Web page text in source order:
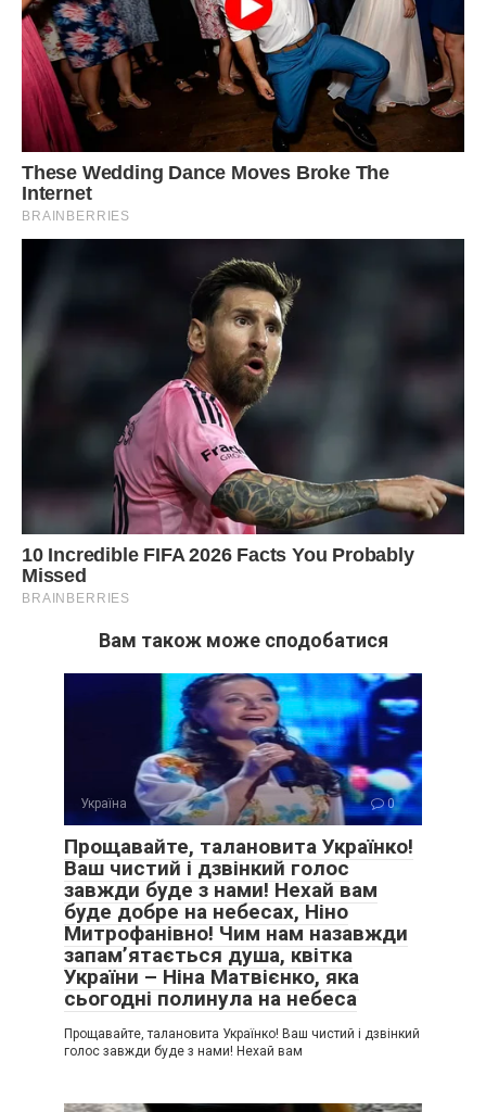
Вам також може сподобатися
Україна 0
Прощавайте, талановита Українко!
Ваш чистий і дзвінкий голос
завжди буде з нами! Нехай вам
буде добре на небесах, Ніно
Митрофанівно! Чим нам назавжди
запам’ятається душа, квітка
України – Ніна Матвієнко, яка
сьогодні полинула на небеса
Прощавайте, талановита Українко! Ваш чистий і дзвінкий
голос завжди буде з нами! Нехай вам